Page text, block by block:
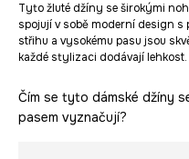
Tyto žluté džíny se širokými
spojují v sobě moderní design s
střihu a vysokému pasu jsou
každé stylizaci dodávají lehkost.
Čím se tyto dámské džíny
pasem vyznačují?